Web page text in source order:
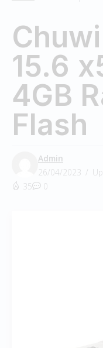
15.6
4GB
Flash
Admin
26/04/2023
35
0